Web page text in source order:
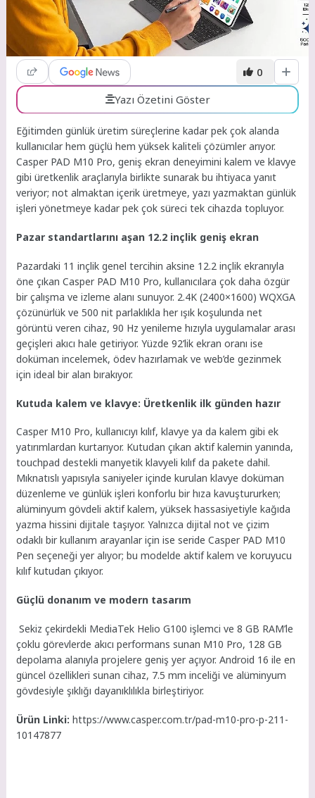
0
Yazı Özetini Göster
Eğitimden günlük üretim süreçlerine kadar pek çok alanda
kullanıcılar hem güçlü hem yüksek kaliteli çözümler arıyor.
Casper PAD M10 Pro, geniş ekran deneyimini kalem ve klavye
gibi üretkenlik araçlarıyla birlikte sunarak bu ihtiyaca yanıt
veriyor; not almaktan içerik üretmeye, yazı yazmaktan günlük
işleri yönetmeye kadar pek çok süreci tek cihazda topluyor.
Pazar standartlarını aşan 12.2 inçlik geniş ekran
Pazardaki 11 inçlik genel tercihin aksine 12.2 inçlik ekranıyla
öne çıkan Casper PAD M10 Pro, kullanıcılara çok daha özgür
bir çalışma ve izleme alanı sunuyor. 2.4K (2400×1600) WQXGA
çözünürlük ve 500 nit parlaklıkla her ışık koşulunda net
görüntü veren cihaz, 90 Hz yenileme hızıyla uygulamalar arası
geçişleri akıcı hale getiriyor. Yüzde 92’lik ekran oranı ise
doküman incelemek, ödev hazırlamak ve web’de gezinmek
için ideal bir alan bırakıyor.
Kutuda kalem ve klavye: Üretkenlik ilk günden hazır
Casper M10 Pro, kullanıcıyı kılıf, klavye ya da kalem gibi ek
yatırımlardan kurtarıyor. Kutudan çıkan aktif kalemin yanında,
touchpad destekli manyetik klavyeli kılıf da pakete dahil.
Mıknatıslı yapısıyla saniyeler içinde kurulan klavye doküman
düzenleme ve günlük işleri konforlu bir hıza kavuştururken;
alüminyum gövdeli aktif kalem, yüksek hassasiyetiyle kağıda
yazma hissini dijitale taşıyor. Yalnızca dijital not ve çizim
odaklı bir kullanım arayanlar için ise seride Casper PAD M10
Pen seçeneği yer alıyor; bu modelde aktif kalem ve koruyucu
kılıf kutudan çıkıyor.
Güçlü donanım ve modern tasarım
Sekiz çekirdekli MediaTek Helio G100 işlemci ve 8 GB RAM’le
çoklu görevlerde akıcı performans sunan M10 Pro, 128 GB
depolama alanıyla projelere geniş yer açıyor. Android 16 ile en
güncel özellikleri sunan cihaz, 7.5 mm inceliği ve alüminyum
gövdesiyle şıklığı dayanıklılıkla birleştiriyor.
Ürün Linki:https://www.casper.com.tr/pad-m10-pro-p-211-
10147877